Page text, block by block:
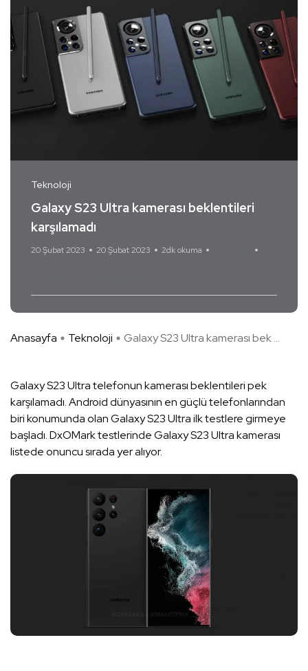
Teknoloji
Galaxy S23 Ultra kamerası beklentileri
karşılamadı
20 Şubat 2023 20 Şubat 2023 2dk okuma
Anasayfa Teknoloji Galaxy S23 Ultra kamerası bek ...
Galaxy S23 Ultra telefonun kamerası beklentileri pek
karşılamadı. Android dünyasının en güçlü telefonlarından
biri konumunda olan Galaxy S23 Ultra ilk testlere girmeye
başladı. DxOMark testlerinde Galaxy S23 Ultra kamerası
listede onuncu sırada yer alıyor.